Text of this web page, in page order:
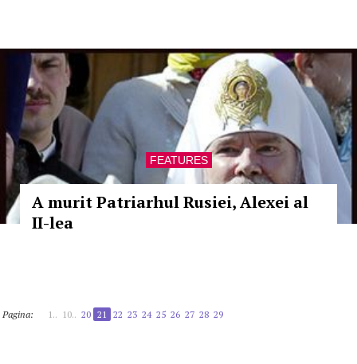
FEATURES
A murit Patriarhul Rusiei, Alexei al
II-lea
Pagina: 1.. 10.. 20 21 22 23 24 25 26 27 28 29